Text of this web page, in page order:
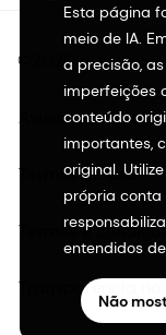
Esta página
meio de IA.
a precisão,
imperfeições
conteúdo
importantes,
original.
própria conta
entendidos
Não
©2026 dsm-
Aviso de
Termos de uso
Termos e
Transparência na